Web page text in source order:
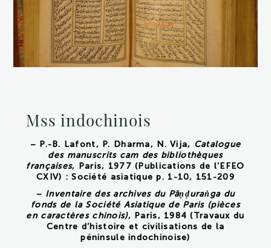
Mss indochinois
– P.-B. Lafont, P. Dharma, N. Vija, Catalogue
des manuscrits cam des bibliothèques
françaises, Paris, 1977 (Publications de l’EFEO
CXIV) : Société asiatique p. 1-10, 151-209
– Inventaire des archives du Pāṇḍuraṅga du
fonds de la Société Asiatique de Paris (pièces
en caractères chinois), Paris, 1984 (Travaux du
Centre d’histoire et civilisations de la
péninsule indochinoise)